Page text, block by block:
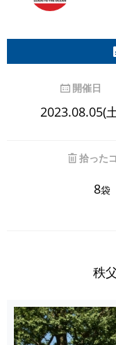
開催日
2023.08.05(
拾った
8袋
秩